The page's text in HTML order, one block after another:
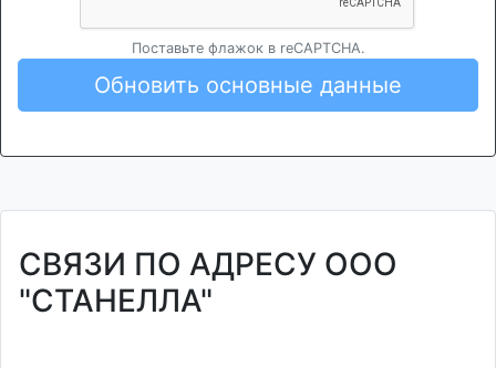
Поставьте флажок в reCAPTCHA.
Обновить основные данные
СВЯЗИ ПО АДРЕСУ ООО
"СТАНЕЛЛА"